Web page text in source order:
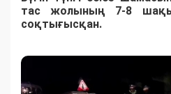
тас жолының 7-8
соқтығысқан.